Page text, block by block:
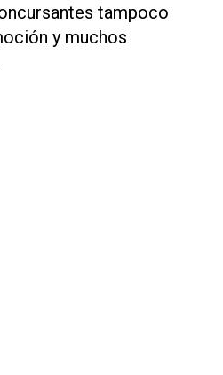
tampoco
y muchos